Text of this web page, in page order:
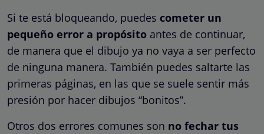
Si te está bloqueando, puedes cometer un
pequeño error a propósito antes de continuar,
de manera que el dibujo ya no vaya a ser perfecto
de ninguna manera. También puedes saltarte las
primeras páginas, en las que se suele sentir más
presión por hacer dibujos “bonitos”.
Otros dos errores comunes son no fechar tus